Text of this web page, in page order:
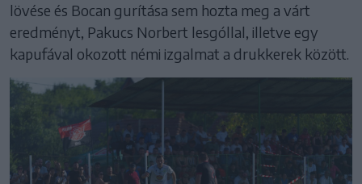
lövése és Bocan gurítása sem hozta meg a várt
eredményt, Pakucs Norbert lesgóllal, illetve egy
kapufával okozott némi izgalmat a drukkerek között.